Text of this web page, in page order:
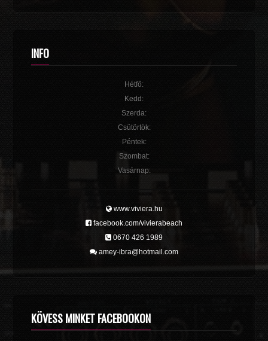
INFO
Hétfő:
Kedd:
Szerda:
Csütörtök:
Péntek:
Szombat:
Vasárnap:
www.viviera.hu
facebook.com/vivierabeach
0670 426 1989
amey-ibra@hotmail.com
KÖVESS MINKET FACEBOOKON